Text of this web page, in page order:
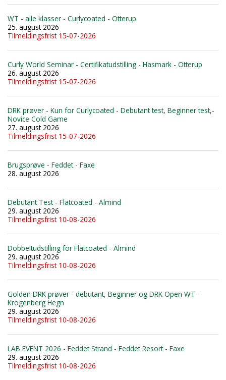
WT - alle klasser - Curlycoated - Otterup
25. august 2026
Tilmeldingsfrist 15-07-2026
Curly World Seminar - Certifikatudstilling - Hasmark - Otterup
26. august 2026
Tilmeldingsfrist 15-07-2026
DRK prøver - Kun for Curlycoated - Debutant test, Beginner test,-
Novice Cold Game
27. august 2026
Tilmeldingsfrist 15-07-2026
Brugsprøve - Feddet - Faxe
28. august 2026
Debutant Test - Flatcoated - Almind
29. august 2026
Tilmeldingsfrist 10-08-2026
Dobbeltudstilling for Flatcoated - Almind
29. august 2026
Tilmeldingsfrist 10-08-2026
Golden DRK prøver - debutant, Beginner og DRK Open WT -
Krogenberg Hegn
29. august 2026
Tilmeldingsfrist 10-08-2026
LAB EVENT 2026 - Feddet Strand - Feddet Resort - Faxe
29. august 2026
Tilmeldingsfrist 10-08-2026